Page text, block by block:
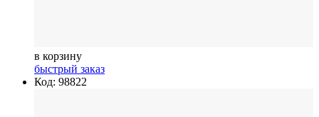
в корзину
быстрый заказ
Код: 98822